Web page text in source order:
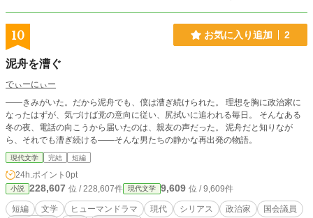
10 お気に入り追加 2
泥舟を漕ぐ
でぃーにぃー
――きみがいた。だから泥舟でも、僕は漕ぎ続けられた。 理想を胸に政治家に
なったはずが、気づけば党の意向に従い、尻拭いに追われる毎日。 そんなある
冬の夜、電話の向こうから届いたのは、親友の声だった。 泥舟だと知りなが
ら、それでも漕ぎ続ける――そんな男たちの静かな再出発の物語。
現代文学 完結 短編
24h.ポイント 0pt
小説 228,607 位 / 228,607件 現代文学 9,609 位 / 9,609件
短編 文学 ヒューマンドラマ 現代 シリアス 政治家
国会議員